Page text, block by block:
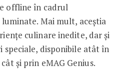
offline în cadrul
Mai mult, aceștia
culinare inedite, dar și
disponibile atât în
și prin eMAG Genius.